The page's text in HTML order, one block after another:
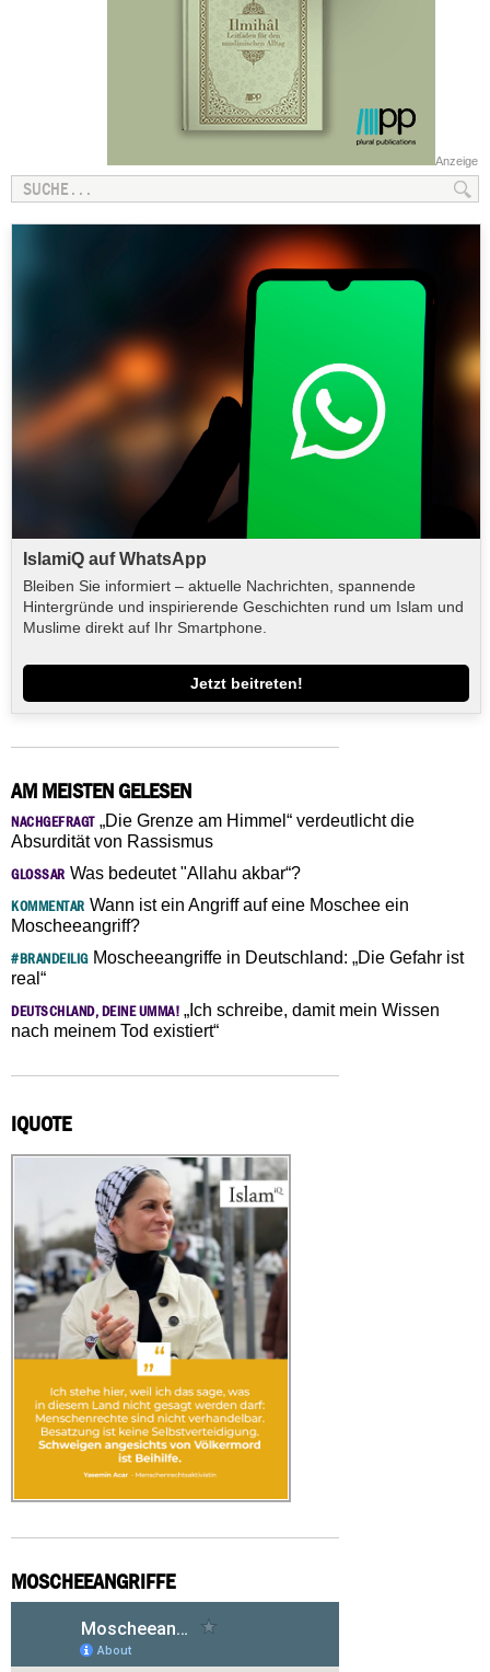
Anzeige
IslamiQ auf WhatsApp
Bleiben Sie informiert – aktuelle Nachrichten, spannende
Hintergründe und inspirierende Geschichten rund um Islam und
Muslime direkt auf Ihr Smartphone.
Jetzt beitreten!
AM MEISTEN GELESEN
NACHGEFRAGT„Die Grenze am Himmel“ verdeutlicht die
Absurdität von Rassismus
GLOSSAR Was bedeutet "Allahu akbar“?
KOMMENTAR Wann ist ein Angriff auf eine Moschee ein
Moscheeangriff?
#BRANDEILIGMoscheeangriffe in Deutschland: „Die Gefahr ist
real“
DEUTSCHLAND, DEINE UMMA! „Ich schreibe, damit mein Wissen
nach meinem Tod existiert“
IQUOTE
MOSCHEEANGRIFFE